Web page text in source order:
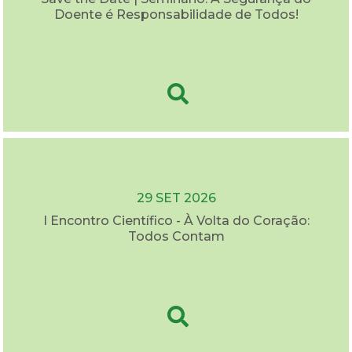
Doente é Responsabilidade de Todos!
29 SET 2026
I Encontro Científico - À Volta do Coração:
Todos Contam